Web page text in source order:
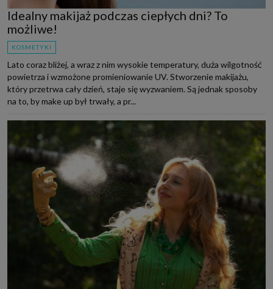
Idealny makijaż podczas ciepłych dni? To
możliwe!
KOSMETYKI
Lato coraz bliżej, a wraz z nim wysokie temperatury, duża wilgotność
powietrza i wzmożone promieniowanie UV. Stworzenie makijażu,
który przetrwa cały dzień, staje się wyzwaniem. Są jednak sposoby
na to, by make up był trwały, a pr...